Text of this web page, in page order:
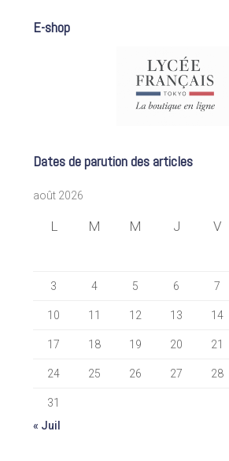
E-shop
Dates de parution des articles
août 2026
L M M J V
3 4 5 6 7
10 11 12 13 14
17 18 19 20 21
24 25 26 27 28
31
« Juil